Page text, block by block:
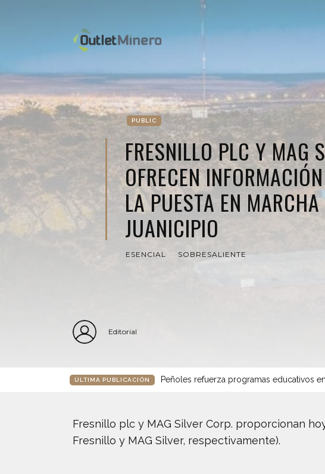
PUBLIC
FRESNILLO PLC Y MAG
OFRECEN
LA PUESTA EN MARCHA
JUANICIPIO
ESENCIAL SOBRESALIENTE
Editorial
ÚLTIMA PUBLICACIÓN Peñoles refuerza programas educativos
Fresnillo plc y MAG Silver Corp. proporcionan
Fresnillo y MAG Silver, respectivamente).